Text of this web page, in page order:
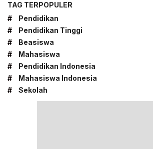
TAG TERPOPULER
#
Pendidikan
#
Pendidikan Tinggi
#
Beasiswa
#
Mahasiswa
#
Pendidikan Indonesia
#
Mahasiswa Indonesia
#
Sekolah